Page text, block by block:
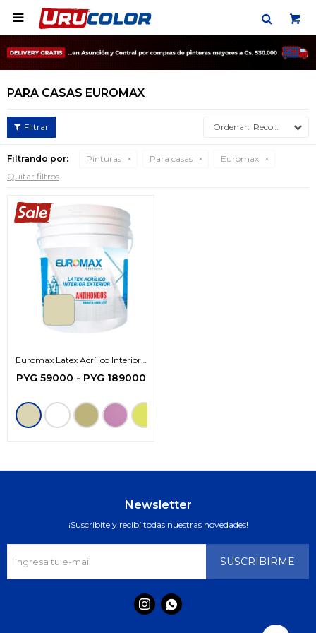

PARA CASAS EUROMAX
Recomendados
Filtrando por: Pinturas Para casas
Euromax
Quitar filtros
Euromax Latex Acrílico Interior -
Exterior (zona protegida)
PYG 59000 - PYG 189000
Newsletter
¡Suscribite y recibí todas nuestras novedades!
SUSCRIBIRME
 